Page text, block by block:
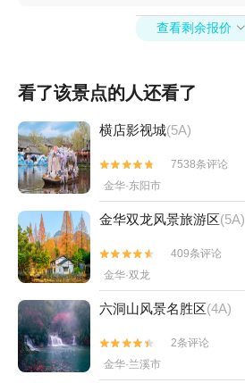
寮风景区+永康动物乐园+金华市体育
度假村+兰溪马坞村杨梅庄园+浦江游
+武义温泉萤石博物馆+永康龙川文化
阳市艺术紫檀博物馆+竹海滑道+横店圆
夏苑+圆明新园（秋苑）+金华市博物
湖旅游度假区+花田美地+横店梦泉谷+
+金鸡岩景区+渔歌小镇花之港+义乌花
+义乌小六石户外游乐园+义乌威尼斯
横店热气球自由飞行+义乌翼动蹦床公
态游乐园+舞龙源灵溪竹排漂流+花园
下线+武义温泉度假区+金华万泰海立
+月牙谷+九峰牧场+武义阳光温泉浴
境自然博物馆+义乌西海龙山+武义大
地+璟园汤温泉馆+喻斯生态旅游区+棕
国横店滑翔伞基地(横店店)+熊猫猪猪
际牧场+义乌趣玩谷+浦江鱼泡泡多彩
查看剩余报价 
看了该景点的人还看了
横店影视城(5A)


7538条评论
金华·东阳市
金华双龙风景旅游区(5A)


409条评论
金华·双龙
六洞山风景名胜区(4A)


2条评论
金华·兰溪市